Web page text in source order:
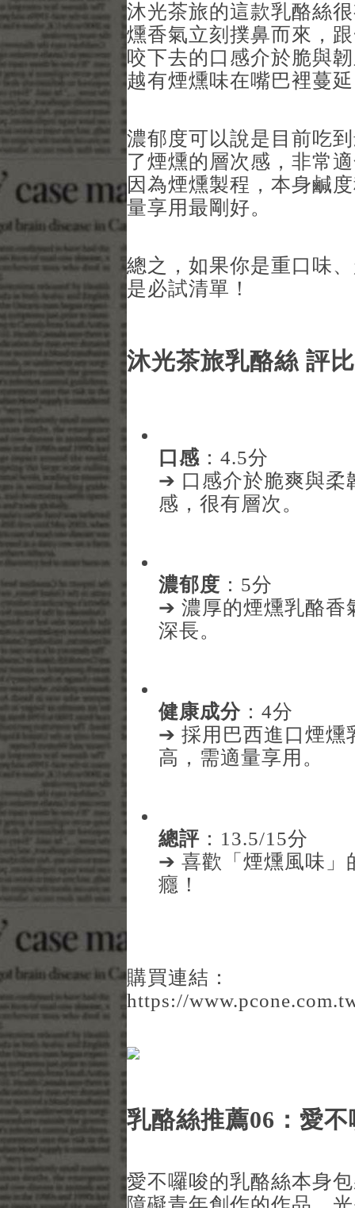
沐光茶旅的這款乳酪絲
燻香氣立刻撲鼻而來，
咬下去的口感介於脆與
越有煙燻味在嘴巴裡蔓
濃郁度可以說是目前吃
了煙燻的層次感，非常
因為煙燻製程，本身鹹
量享用最剛好。
總之，如果你是重口味
是必試清單！
沐光茶旅乳酪絲 評比
口感 ：4.5分
➔ 口感介於脆爽與柔
感，很有層次。
濃郁度 ：5分
➔ 濃厚的煙燻乳酪香
深長。
健康成分 ：4分
➔ 採用巴西進口煙燻
高，需適量享用。
總評 ：13.5/15分
➔ 喜歡「煙燻風味」
癮！
購買連結：
https://
乳酪絲推薦06：愛
愛不囉唆的乳酪絲本身